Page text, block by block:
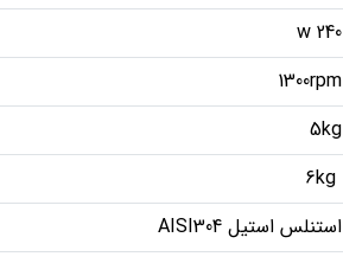
240 w
1300rpm
5kg
استنلس استیل AISI304